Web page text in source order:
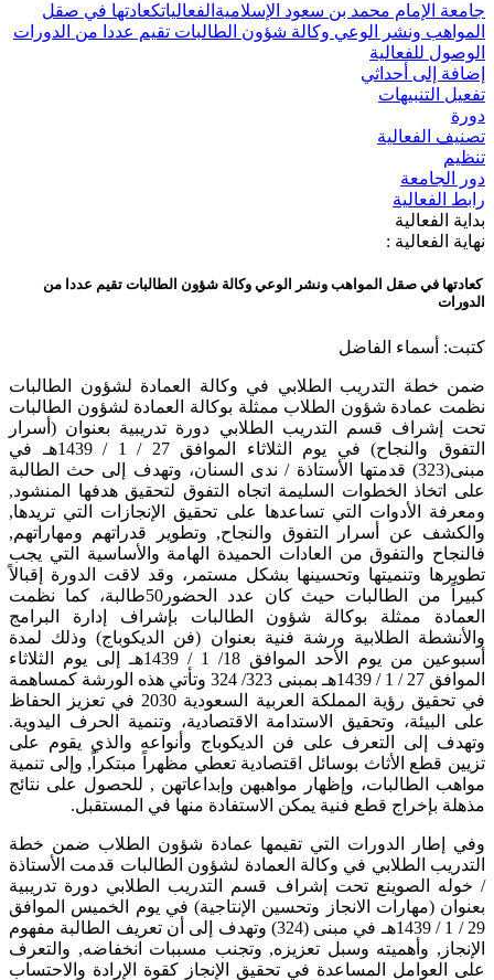
جامعة الإمام محمد بن سعود الإسلامية الفعالياتكعادتها في صقل
المواهب ونشر الوعي وكالة شؤون الطالبات تقيم عددا من الدورات
الوصول للفعالية
إضافة إلى أحداثي
تفعيل التنبيهات
دورة
تصنيف الفعالية
تنظيم
دور الجامعة
رابط الفعالية
بداية الفعالية
نهاية الفعالية :
كعادتها في صقل المواهب ونشر الوعي وكالة شؤون الطالبات تقيم عددا من
الدورات
كتبت: أسماء الفاضل
ضمن خطة التدريب الطلابي في وكالة العمادة لشؤون الطالبات
نظمت عمادة شؤون الطلاب ممثلة بوكالة العمادة لشؤون الطالبات
تحت إشراف قسم التدريب الطلابي دورة تدريبية بعنوان (أسرار
التفوق والنجاح) في يوم الثلاثاء الموافق 27 / 1 / 1439هـ في
مبنى(323) قدمتها الأستاذة / ندى السنان، وتهدف إلى حث الطالبة
على اتخاذ الخطوات السليمة اتجاه التفوق لتحقيق هدفها المنشود,
ومعرفة الأدوات التي تساعدها على تحقيق الإنجازات التي تريدها,
والكشف عن أسرار التفوق والنجاح, وتطوير قدراتهم ومهاراتهم,
فالنجاح والتفوق من العادات الحميدة الهامة والأساسية التي يجب
تطويرها وتنميتها وتحسينها بشكل مستمر، وقد لاقت الدورة إقبالاً
كبيراً من الطالبات حيث كان عدد الحضور50طالبة، كما نظمت
العمادة ممثلة بوكالة شؤون الطالبات بإشراف إدارة البرامج
والأنشطة الطلابية ورشة فنية بعنوان (فن الديكوباج) وذلك لمدة
أسبوعين من يوم الأحد الموافق 18/ 1 / 1439هـ إلى يوم الثلاثاء
الموافق 27 / 1 / 1439هـ بمبنى 323/ 324 وتأتي هذه الورشة كمساهمة
في تحقيق رؤية المملكة العربية السعودية 2030 في تعزيز الحفاظ
على البيئة، وتحقيق الاستدامة الاقتصادية، وتنمية الحرف اليدوية.
وتهدف إلى التعرف على فن الديكوباج وأنواعه والذي يقوم على
تزيين قطع الأثاث بوسائل اقتصادية تعطي مظهراً مبتكراً, وإلى تنمية
مواهب الطالبات، وإظهار مواهبهن وإبداعاتهن , للحصول على نتائج
مذهلة بإخراج قطع فنية يمكن الاستفادة منها في المستقبل.
وفي إطار الدورات التي تقيمها عمادة شؤون الطلاب ضمن خطة
التدريب الطلابي في وكالة العمادة لشؤون الطالبات قدمت الأستاذة
/ خوله الصوينع تحت إشراف قسم التدريب الطلابي دورة تدريبية
بعنوان (مهارات الانجاز وتحسين الإنتاجية) في يوم الخميس الموافق
29 / 1 / 1439هـ في مبنى (324) وتهدف إلى أن تعريف الطالبة مفهوم
الإنجاز, وأهميته وسبل تعزيزه, وتجنب مسببات انخفاضه, والتعرف
على العوامل المساعدة في تحقيق الإنجاز كقوة الإرادة والاحتساب